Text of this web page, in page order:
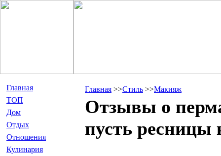
Главная
ТОП
Дом
Отдых
Отношения
Кулинария
Главная >>Стиль >>Макияж
Отзывы о
пусть ресницы